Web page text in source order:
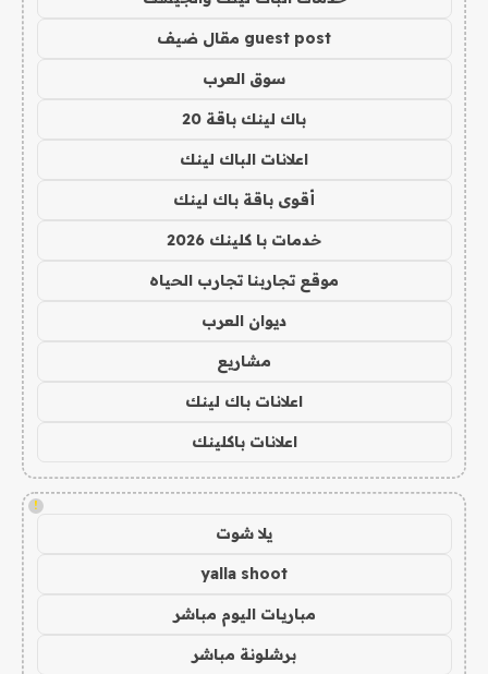
guest post مقال ضيف
سوق العرب
باك لينك باقة 20
اعلانات الباك لينك
أقوى باقة باك لينك
خدمات با كلينك 2026
موقع تجاربنا تجارب الحياه
ديوان العرب
مشاريع
اعلانات باك لينك
اعلانات باكلينك
!
يلا شوت
yalla shoot
مباريات اليوم مباشر
برشلونة مباشر